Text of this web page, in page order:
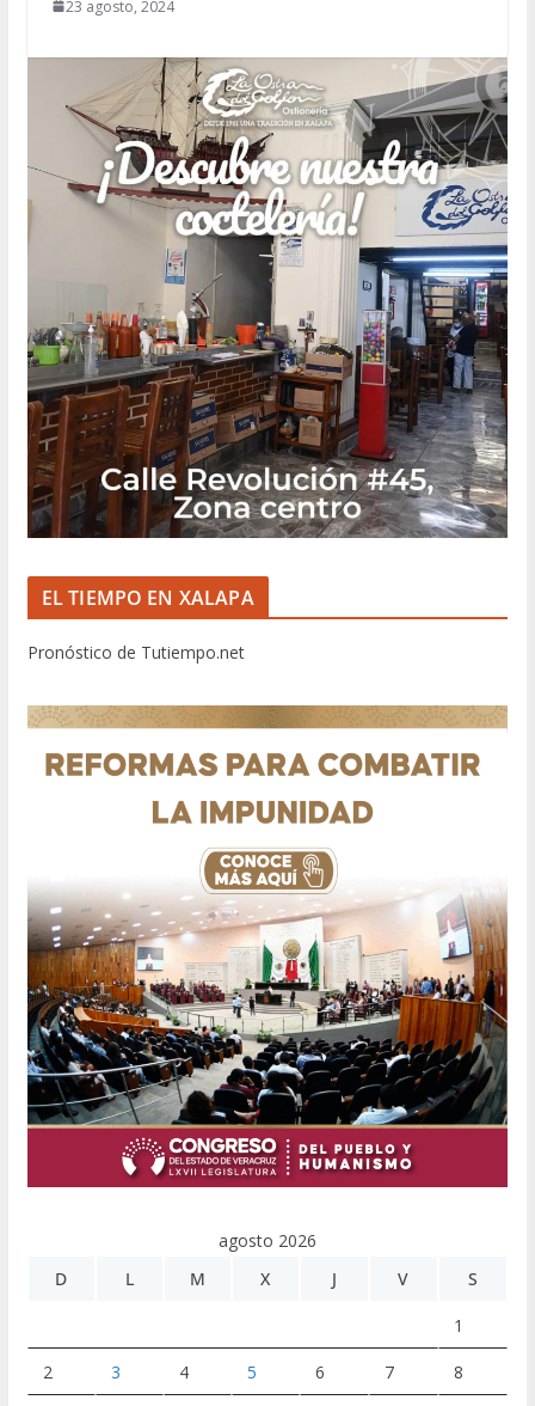
23 agosto, 2024
EL TIEMPO EN XALAPA
Pronóstico de Tutiempo.net
agosto 2026
D
L M X J V S
1
2 3 4 5 6 7 8